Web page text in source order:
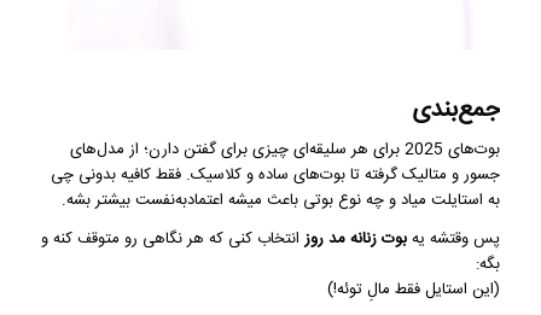
جمع‌بندی
بوت‌های 2025 برای هر سلیقه‌ای چیزی برای گفتن دارن؛ از مدل‌های
جسور و متالیک گرفته تا بوت‌های ساده و کلاسیک. فقط کافیه بدونی چی
به استایلت میاد و چه نوع بوتی باعث میشه اعتمادبه‌نفست بیشتر بشه.
پس وقتشه یهبوت زنانه مد روزانتخاب کنی که هر نگاهی رو متوقف کنه و
بگه:
(این استایل فقط مالِ توئه!)